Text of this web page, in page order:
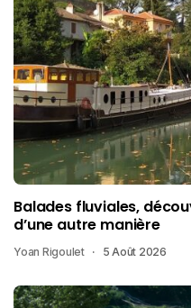
Balades fluviales,
d’une autre manière
Yoan Rigoulet 5 Août 2026